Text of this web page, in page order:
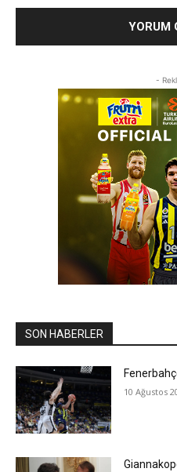
-
SON HABERLER
10 Ağustos